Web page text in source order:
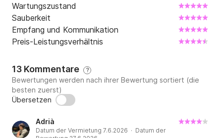
Wartungszustand
Sauberkeit
Empfang und Kommunikation
Preis-Leistungsverhältnis
13 Kommentare ?
Bewertungen werden nach ihrer Bewertung sortiert (die
besten zuerst)
Übersetzen
Adrià
Datum der Vermietung 7.6.2026 · Datum der